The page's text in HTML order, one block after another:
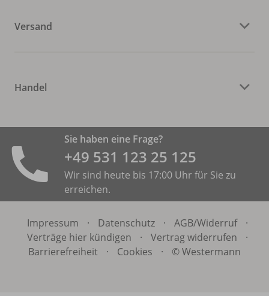
Versand
Handel
Sie haben eine Frage?
+49 531 ­123 25 125
Wir sind heute bis 17:00 Uhr für Sie zu
erreichen.
Impressum · Datenschutz · AGB/Widerruf
·
Verträge hier kündigen
· Vertrag widerrufen
·
Barrierefreiheit
· Cookies · © Westermann